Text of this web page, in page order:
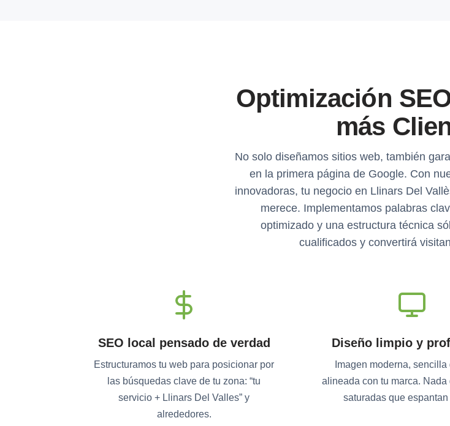
Optimización
más
No solo diseñamos sitios web, también
en la primera página de Google. Con
innovadoras, tu negocio en Llinars Del
merece. Implementamos palabras
optimizado y una estructura técnica
cualificados y convertirá
SEO local pensado de verdad
Estructuramos tu web para posicionar por
las búsquedas clave de tu zona: “tu
servicio + Llinars Del Valles” y
alrededores.
Diseño limpio y
Imagen moderna, sencilla
alineada con tu marca.
saturadas que espantan